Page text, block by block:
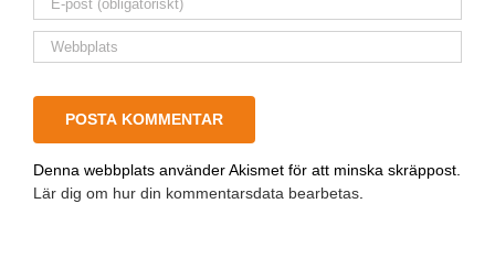
Denna webbplats använder Akismet för att minska skräppost.
Lär dig om hur din kommentarsdata bearbetas